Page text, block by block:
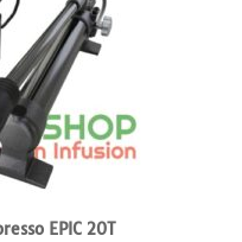
EPIC 20T